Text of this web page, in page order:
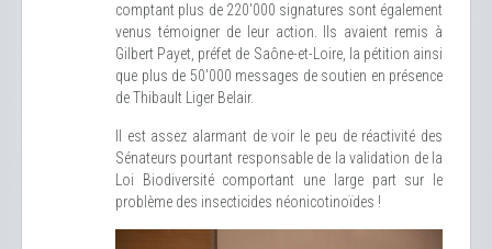
comptant plus de 220'000 signatures sont également
venus témoigner de leur action. Ils avaient remis à
Gilbert Payet, préfet de Saône-et-Loire, la pétition ainsi
que plus de 50'000 messages de soutien en présence
de Thibault Liger Belair.
Il est assez alarmant de voir le peu de réactivité des
Sénateurs pourtant responsable de la validation de la
Loi Biodiversité comportant une large part sur le
problème des insecticides néonicotinoïdes !